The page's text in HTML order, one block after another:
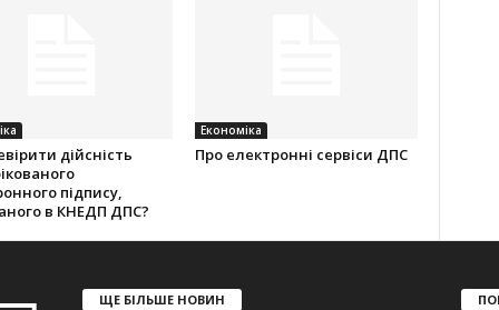
дійсність
підпису,
в КНЕДП ДПС?
Економіка
Про електронні сервіси ДПС
ЩЕ БІЛЬШЕ НОВИН